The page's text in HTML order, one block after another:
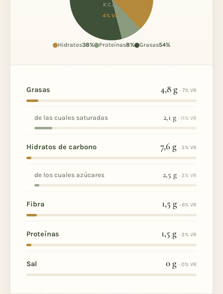
KCAL
4% VR*
Hidratos38% Proteínas8% Grasas54%
Grasas 4,8 g · 7% VR
de las cuales saturadas 2,1 g · 11% VR
Hidratos de carbono 7,6 g · 3% VR
de los cuales azúcares 2,5 g · 3% VR
Fibra 1,5 g · 6% VR
Proteínas 1,5 g · 3% VR
Sal 0 g · 0% VR